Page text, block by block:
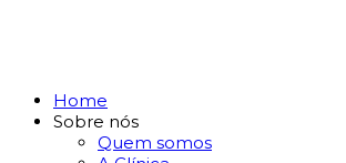
Home
Sobre nós
Quem somos